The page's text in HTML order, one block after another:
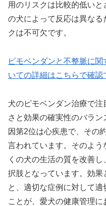
用のリスクは比較的低い
の犬によって反応は異な
クは不可欠です。
ピモベンダンと不整脈に
いての詳細はこちらで確認
犬のピモベンダン治療で
さと効果の確実性のバラ
因第2位は心疾患で、その
言われています。そのよ
くの犬の生活の質を改善
択肢となっています。効
と、適切な症例に対して
ことが、愛犬の健康管理